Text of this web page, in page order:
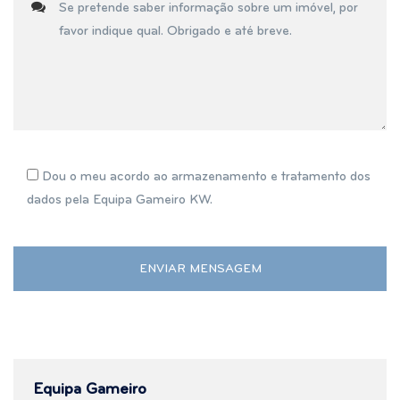
Dou o meu acordo ao armazenamento e tratamento dos
dados pela Equipa Gameiro KW.
Equipa Gameiro